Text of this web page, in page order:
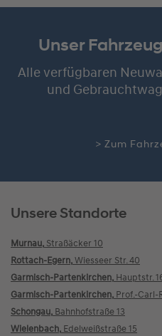
Unser
Alle verfügbaren
und
> Zum
Unsere Standorte
Murnau, Straßäcker 10
Rottach-Egern,Wiesseer Str. 40
Garmisch-Partenkirchen, Hauptstr.
Garmisch-Partenkirchen, Prof.-Carl-
Schongau, Bahnhofstraße 13
Wielenbach, Edelweißstraße 15